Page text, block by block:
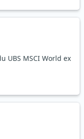
UBS MSCI World ex